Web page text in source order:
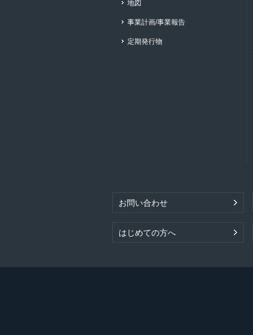
地図
事業計画/事業報告
定期発行物
お問い合わせ
はじめての方へ